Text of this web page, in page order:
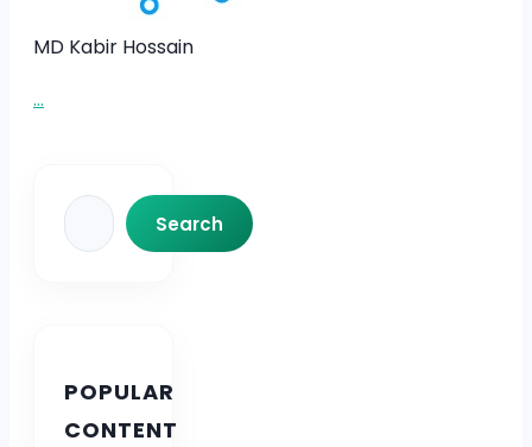
MD Kabir Hossain
...
Search
Search
POPULAR
CONTENT